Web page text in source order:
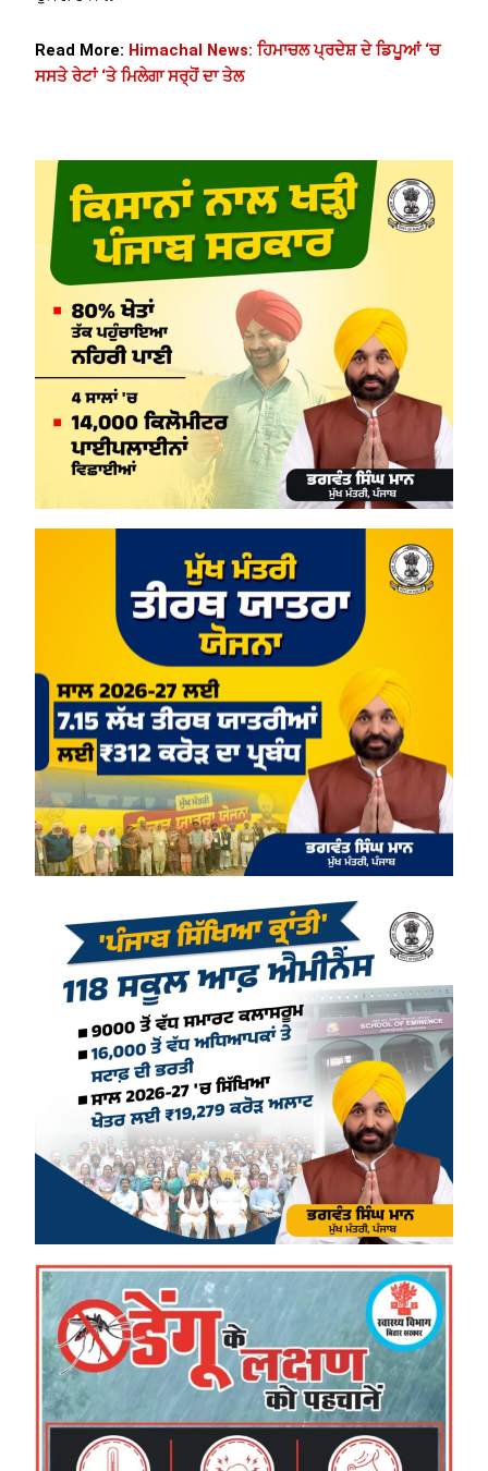
Read More: Himachal News: ਹਿਮਾਚਲ ਪ੍ਰਦੇਸ਼ ਦੇ ਡਿਪੂਆਂ ‘ਚ
ਸਸਤੇ ਰੇਟਾਂ ‘ਤੇ ਮਿਲੇਗਾ ਸਰ੍ਹੋਂ ਦਾ ਤੇਲ